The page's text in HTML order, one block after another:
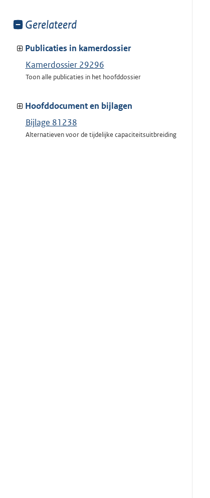
Toon
van:
Gerelateerd
Publicaties in kamerdossier
Kamerdossier 29296
Toon alle publicaties in het hoofddossier
Hoofddocument en bijlagen
Bijlage 81238
Alternatieven voor de tijdelijke capaciteitsuitbreiding